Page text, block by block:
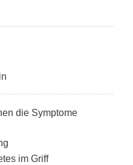
die Symptome
im Griff